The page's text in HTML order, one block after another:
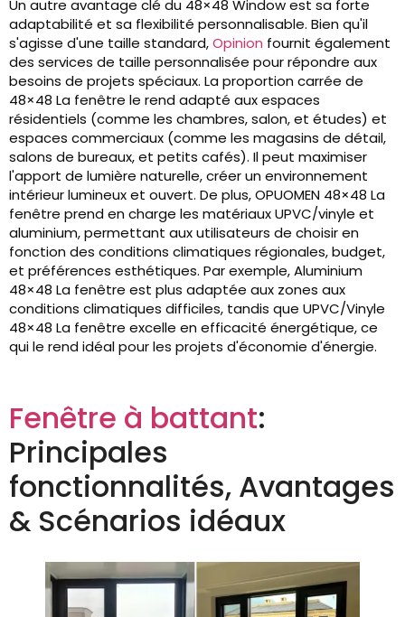
Un autre avantage clé du 48×48 Window est sa forte
adaptabilité et sa flexibilité personnalisable. Bien qu'il
s'agisse d'une taille standard,Opinion fournit également
des services de taille personnalisée pour répondre aux
besoins de projets spéciaux. La proportion carrée de
48×48 La fenêtre le rend adapté aux espaces
résidentiels (comme les chambres, salon, et études) et
espaces commerciaux (comme les magasins de détail,
salons de bureaux, et petits cafés). Il peut maximiser
l'apport de lumière naturelle, créer un environnement
intérieur lumineux et ouvert. De plus, OPUOMEN 48×48 La
fenêtre prend en charge les matériaux UPVC/vinyle et
aluminium, permettant aux utilisateurs de choisir en
fonction des conditions climatiques régionales, budget,
et préférences esthétiques. Par exemple, Aluminium
48×48 La fenêtre est plus adaptée aux zones aux
conditions climatiques difficiles, tandis que UPVC/Vinyle
48×48 La fenêtre excelle en efficacité énergétique, ce
qui le rend idéal pour les projets d'économie d'énergie.
Fenêtre à battant:
Principales
fonctionnalités, Avantages
& Scénarios idéaux